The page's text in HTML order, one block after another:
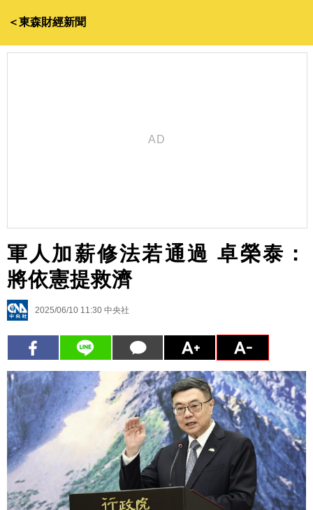
＜東森財經新聞
軍人加薪修法若通過 卓榮泰：
將依憲提救濟
2025/06/10 11:30 中央社